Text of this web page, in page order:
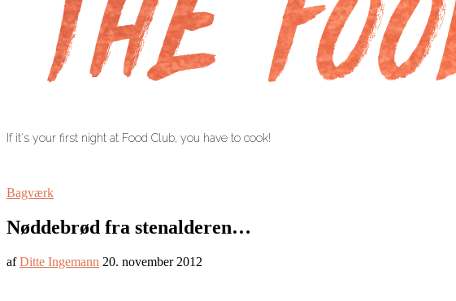
If it's your first night at Food Club, you have to cook!
Bagværk
Nøddebrød fra stenalderen…
afDitte Ingemann 20. november 2012